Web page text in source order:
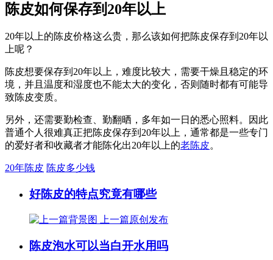
陈皮如何保存到20年以上
20年以上的陈皮价格这么贵，那么该如何把陈皮保存到20年以
上呢？
陈皮想要保存到20年以上，难度比较大，需要干燥且稳定的环
境，并且温度和湿度也不能太大的变化，否则随时都有可能导
致陈皮变质。
另外，还需要勤检查、勤翻晒，多年如一日的悉心照料。因此
普通个人很难真正把陈皮保存到20年以上，通常都是一些专门
的爱好者和收藏者才能陈化出20年以上的老陈皮。
20年陈皮 陈皮多少钱
好陈皮的特点究竟有哪些
上一篇原创发布
陈皮泡水可以当白开水用吗